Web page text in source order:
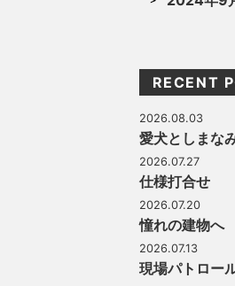
RECENT
2026.08.03
愛犬としまな
2026.07.27
仕様打合せ
2026.07.20
憧れの建物へ
2026.07.13
現場パトロー